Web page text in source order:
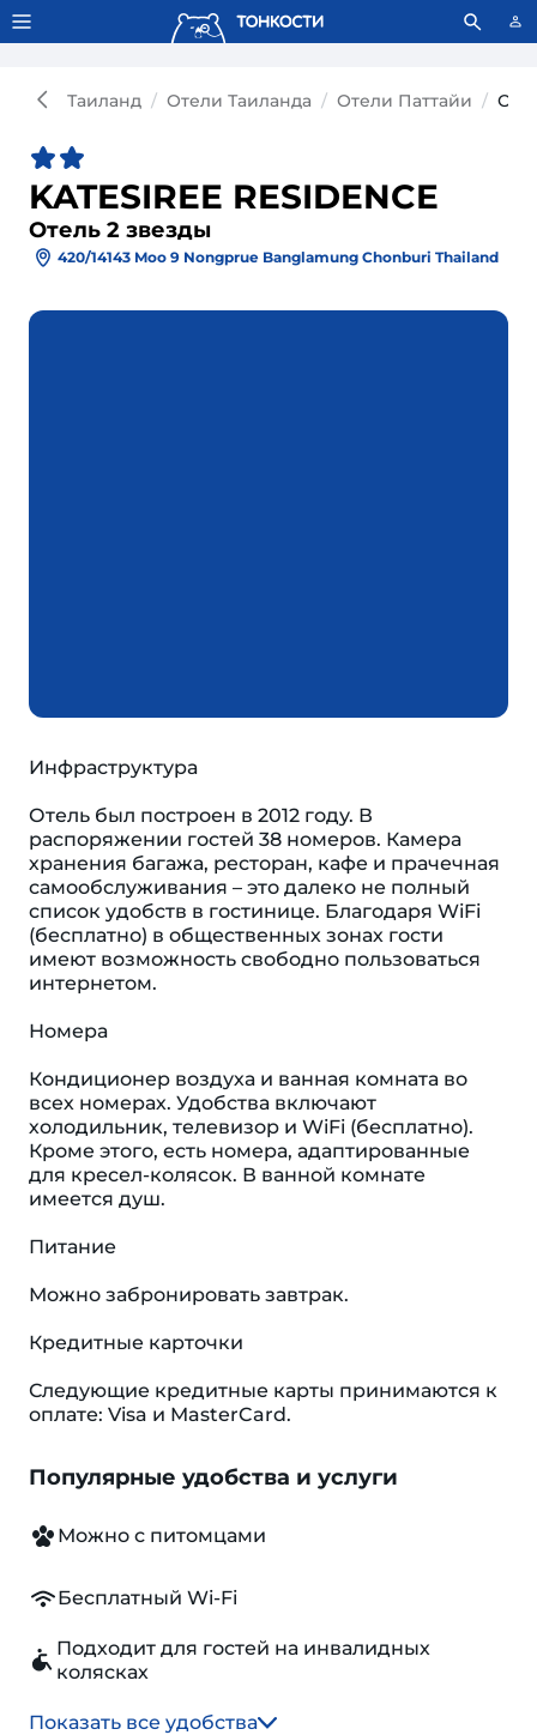
Тонкости используют сookie-файлы. Что это значит?
Таиланд Отели Таиланда Отели Паттайи
KATESIREE RESIDENCE
Отель 2 звезды
420/14143 Moo 9 Nongprue Banglamung Chonburi Thailand
Инфраструктура
Отель был построен в 2012 году. В
распоряжении гостей 38 номеров. Камера
хранения багажа, ресторан, кафе и прачечная
самообслуживания – это далеко не полный
список удобств в гостинице. Благодаря WiFi
(бесплатно) в общественных зонах гости
имеют возможность свободно пользоваться
интернетом.
Номера
Кондиционер воздуха и ванная комната во
всех номерах. Удобства включают
холодильник, телевизор и WiFi (бесплатно).
Кроме этого, есть номера, адаптированные
для кресел-колясок. В ванной комнате
имеется душ.
Питание
Можно забронировать завтрак.
Кредитные карточки
Следующие кредитные карты принимаются к
оплате: Visa и MasterCard.
Популярные удобства и услуги
Можно с питомцами
Бесплатный Wi-Fi
Подходит для гостей на инвалидных
колясках
Показать все удобства